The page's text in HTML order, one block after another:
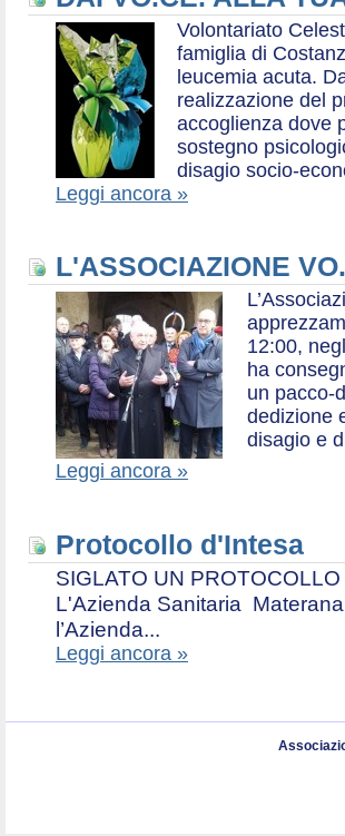
Volontariato
famiglia di
leucemia acuta.
realizzazione del
accoglienza dove
sostegno
disagio socio-
Leggi ancora »
L'ASSOCIAZIONE
12:00,
ha
un pacco-
dedizione
disagio e
Leggi ancora »
Protocollo d'Intesa
SIGLATO UN
L'Azienda Sanitaria
l’Azienda...
Leggi ancora »